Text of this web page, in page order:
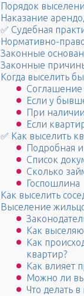
Порядок
Наказание
✅ Судебная
Нормативно-
Законные
Законные
Когда выселить
Если у
При наличии
Если
✅ Как выселить
Подробная
Список
Сколько
Госпошлина
Как выселить
Выселение
Как
Как
квартир?
Как влияет
Можно ли
Что делать